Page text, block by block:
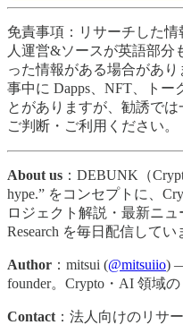
免責事項：リサーチした
人運営&ソースが英語部分
った情報がある場合があ
事中に Dapps、NFT、ト
とがありますが、勧誘で
ご判断・ご利用ください。
About us ：DEBUNK（
hype.” をコンセプトに、
ロジェクト解説・最新ニュ
Research を毎日配信してい
Author ：mitsui (@mitsuiio)
founder。Crypto・AI 領域
Contact ：法人向けのリサ